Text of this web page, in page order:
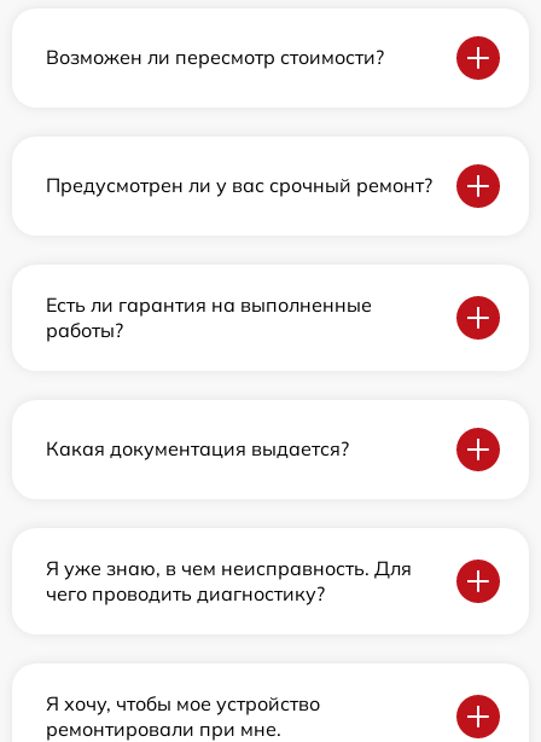
Возможен ли пересмотр стоимости?
Предусмотрен ли у вас срочный ремонт?
Есть ли гарантия на выполненные
работы?
Какая документация выдается?
Я уже знаю, в чем неисправность. Для
чего проводить диагностику?
Я хочу, чтобы мое устройство
ремонтировали при мне.